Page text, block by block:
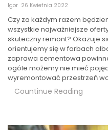
Igor 26 Kwietnia 2022
Czy za każdym razem
wszystkie najważniejsze
skuteczny remont? Okazuje
orientujemy się w farbach
zaprawa cementowa
ogóle możemy nie mieć
wyremontować przestrzeń
Countinue Reading